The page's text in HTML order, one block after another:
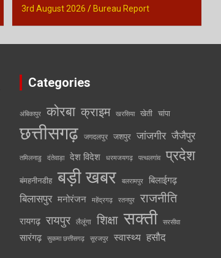
3rd August 2026 Bureau Report
Categories
अंबिकापुर कोरबा क्राइम खरसिया खेती चांपा
छत्तीसगढ़ जगदलपुर जशपुर जांजगीर जैजैपुर
तमिलनाडु दंतेवाड़ा देश विदेश धरमजयगढ़ पत्थलगांव प्रदेश
बंमहनीनडीह बड़ी खबर बलरामपुर बिलाईगढ़
बिलासपुर मनोरंजन महेंद्रगढ़ रतनपुर राजनीति
रायगढ़ रायपुर लैलूंगा शिक्षा सक्ती सरसीवा
सारंगढ़ सुकमा छत्तीसगढ़ सूरजपुर स्वास्थ्य हसौद